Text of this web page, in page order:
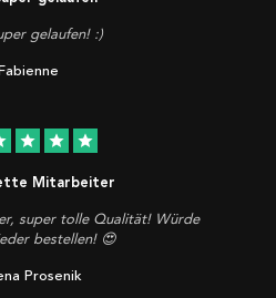
gelaufen! :)
star star star
Mitarbeiter
super tolle Qualität! Würde
bestellen! 😍
Prosenik